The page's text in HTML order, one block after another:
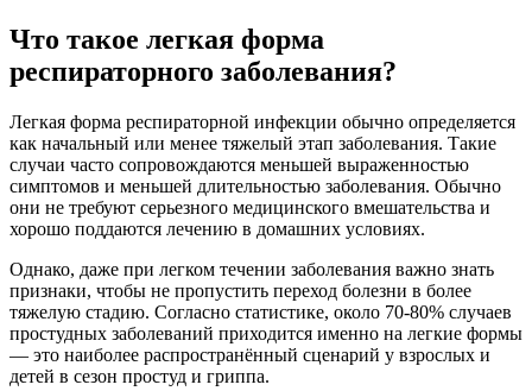
Что такое легкая форма
респираторного заболевания?
Легкая форма респираторной инфекции обычно определяется
как начальный или менее тяжелый этап заболевания. Такие
случаи часто сопровождаются меньшей выраженностью
симптомов и меньшей длительностью заболевания. Обычно
они не требуют серьезного медицинского вмешательства и
хорошо поддаются лечению в домашних условиях.
Однако, даже при легком течении заболевания важно знать
признаки, чтобы не пропустить переход болезни в более
тяжелую стадию. Согласно статистике, около 70-80% случаев
простудных заболеваний приходится именно на легкие формы
— это наиболее распространённый сценарий у взрослых и
детей в сезон простуд и гриппа.